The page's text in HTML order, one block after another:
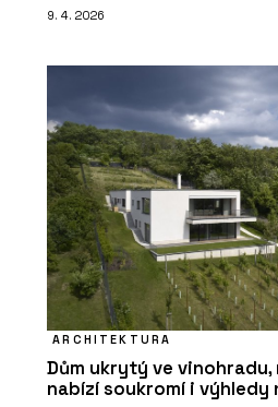
9. 4. 2026
ARCHITEKTURA
Dům ukrytý ve vinohradu,
nabízí soukromí i výhledy